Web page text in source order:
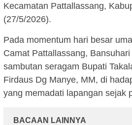
Kecamatan Pattallassang,
(27/5/2026).
Pada momentum hari besar
Camat Pattallassang,
sambutan seragam Bupati
Firdaus Dg Manye, MM, di
yang memadati lapangan sejak
BACAAN LAINNYA